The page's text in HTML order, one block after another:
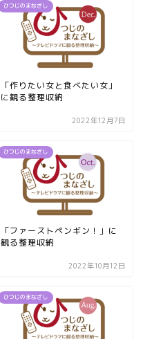
ひつじのまなざし
「作りたい女と食べたい女」
に観る整理収納
2022年12月7日
ひつじのまなざし
「ファーストペンギン！」に
観る整理収納
2022年10月12日
ひつじのまなざし